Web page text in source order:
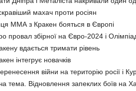
махач проти росіян
ММА з Кракен бояться в Європі
провал збірної на Євро-2024 і
вдається тримати рівень
інтегрує новачків
війни на територію росії і
тема. Відновлення запеклих боїв на